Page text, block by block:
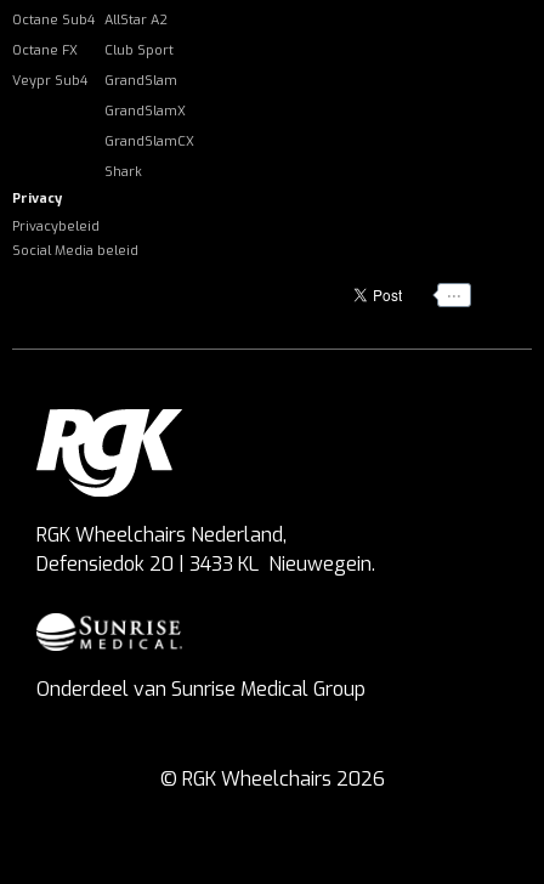
Octane Sub4
Octane FX
Veypr Sub4
AllStar A2
Club Sport
GrandSlam
GrandSlamX
GrandSlamCX
Shark
Privacy
Privacybeleid
Social Media beleid
...
RGK Wheelchairs Nederland,
Defensiedok 20 | 3433 KL Nieuwegein.
Onderdeel van Sunrise Medical Group
© RGK Wheelchairs 2026